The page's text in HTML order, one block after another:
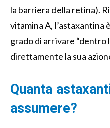
la barriera della retina).
vitamina A,
grado di arrivare “dentro
direttamente la sua
Quanta
assumere?